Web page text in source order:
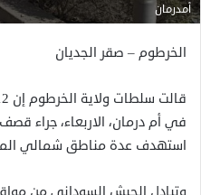
أمدرمان
الخرطوم – صقر الجديان
في أم درمان، الاربعاء، جراء
استهدف عدة مناطق شمالي